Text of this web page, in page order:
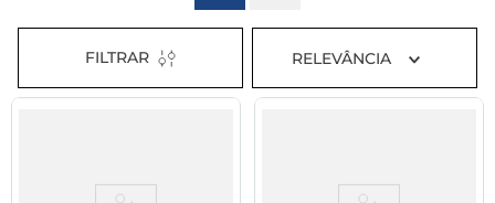
dipirona
8º
tadalafila 5mg
FILTRAR RELEVÂNCIA